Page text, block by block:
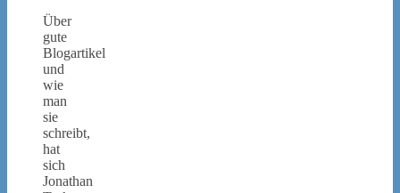
Über
gute
Blogartikel
und
wie
man
sie
schreibt,
hat
sich
Jonathan